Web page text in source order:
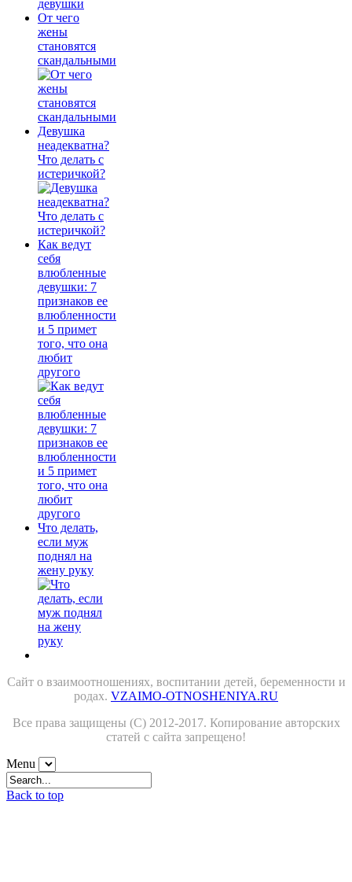
От чего
жены
становятся
скандальными
Девушка
неадекватна?
Что делать с
истеричкой?
Как ведут
себя
влюбленные
девушки: 7
признаков ее
влюбленности
и 5 примет
того, что она
любит
другого
Что делать,
если муж
поднял на
жену руку
Сайт о взаимоотношениях, воспитании детей, беременности и
родах. VZAIMO-OTNOSHENIYA.RU
Все права защищены (С) 2012-2017. Копирование авторских
статей с сайта запрещено!
Menu
Back to top